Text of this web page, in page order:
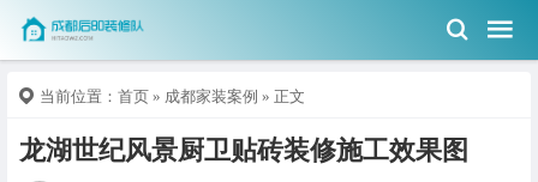
当前位置： 首页 » 成都家装案例 » 正文
龙湖世纪风景厨卫贴砖装修施工效果图